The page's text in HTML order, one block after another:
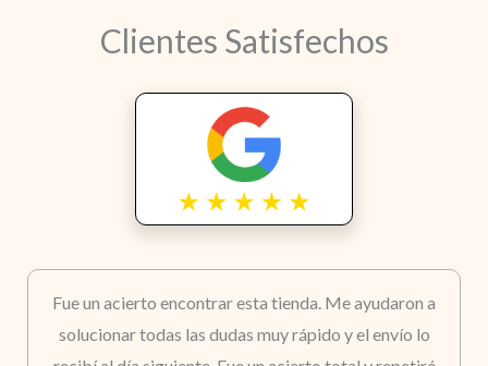
Clientes Satisfechos
Fue un acierto encontrar esta tienda. Me ayudaron a
solucionar todas las dudas muy rápido y el envío lo